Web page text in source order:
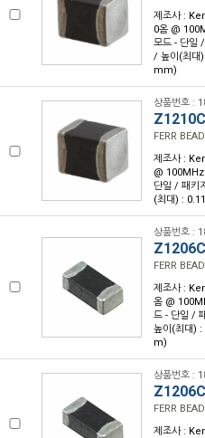
제조사 :
0옴 @
모드 - 단일
/ 높이(최
mm)
상품번호 :
FERR
제조사 :
@
단일 / 패키
(최대) :
상품번호 :
FERR
제조사 :
옴 @
드 - 단일 /
높이(최대)
m)
상품번호 :
FERR
제조사 :